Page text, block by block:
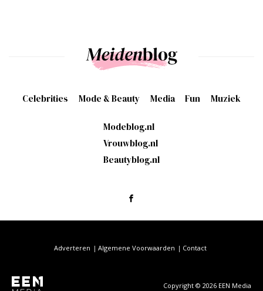
Celebrities Mode & Beauty Media Fun Muziek
Modeblog.nl
Vrouwblog.nl
Beautyblog.nl
Copyright © 2026 EEN Media
Adverteren Algemene Voorwaarden Contact